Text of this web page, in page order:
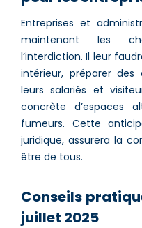
Entreprises et
maintenant les
l’interdiction. Il leur
intérieur, préparer des
leurs salariés et
concrète d’espaces
fumeurs. Cette
juridique, assurera la
être de tous.
Conseils
juillet 2025